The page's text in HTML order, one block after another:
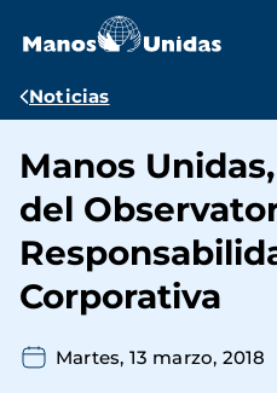
contenido
Ruta
navegación
Noticias
Manos
del
Corporativa
Martes, 13 marzo, 2018